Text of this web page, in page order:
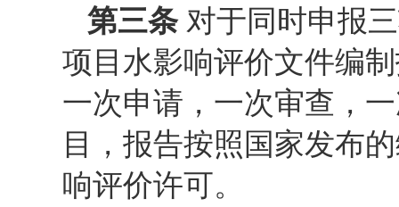
第三条 对于同时申报
项目水影响评价文件编
一次申请，一次审查，
目，报告按照国家发布
响评价许可。